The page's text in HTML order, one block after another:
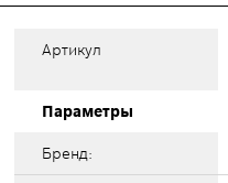
Артикул
Параметры
Бренд: